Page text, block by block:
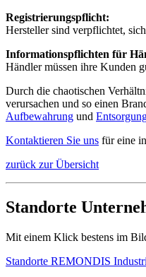
Registrierungspflicht:
Hersteller sind verpflichtet,
Informationspflichten für
Händler müssen ihre Kunden
Durch die chaotischen
verursachen und so einen
Aufbewahrung und
Kontaktieren Sie uns für eine
zurück zur Übersicht
Standorte
Mit einem Klick bestens im
Standorte REMONDIS